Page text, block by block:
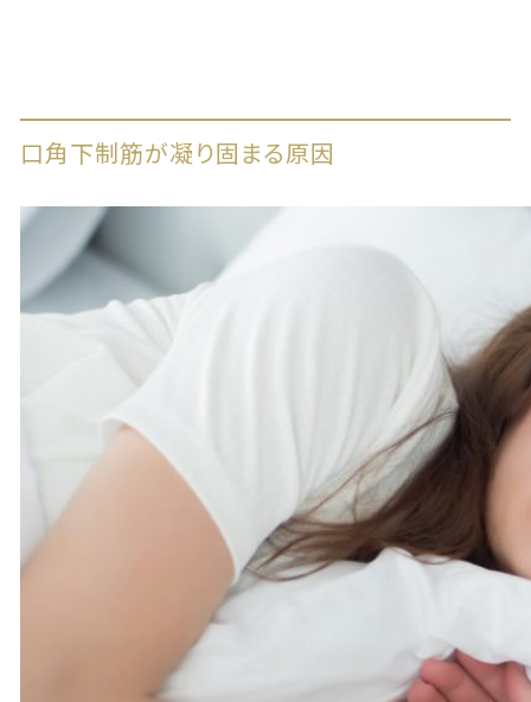
口角下制筋が凝り固まる原因